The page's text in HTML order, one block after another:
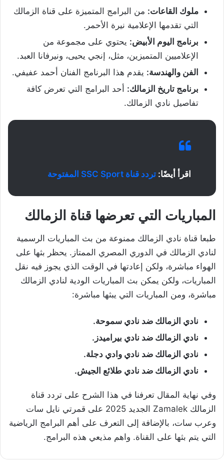
ملوك القاعات: من البرامج المتميزة على قناة الزمالك
التي تقدمها الإعلامية نيرة الأحمر.
برنامج اليوم الأبيض: يحتوي على مجموعة من
الإعلاميين المتميزين، مثل، إنجي يحيى، ونيرفانا العبد.
الفن والهندسة: يقدم هذا البرنامج الفنان أحمد عفيفي.
برنامج تاريخ الزمالك: أحد البرامج التي تعرض كافة
تفاصيل نادي الزمالك.
اقرأ أيضًا: تردد قناة SSC Sport المفتوحة
المباريات التي تعرضها قناة الزمالك
طبعا قناة نادي الزمالك ممنوعة من بث المباريات الرسمية
لنادي الزمالك في الدوري المصري الممتاز. يحظر بثها على
الهواء مباشرة، ولكن إعادتها في الوقت الذي يجوز فيه نقل
المباريات، ولكن يمكن بث المباريات الودية لنادي الزمالك
مباشرة، ومن المباريات التي يبثها مباشرة:
نادي الزمالك ضد نادي سموحة.
نادي الزمالك ضد نادي بيراميدز.
نادي الزمالك ضد نادي وادي دجلة.
نادي الزمالك ضد نادي طلائع الجيش.
وفي نهاية المقال تعرفنا في هذا الشرح على تردد قناة
الزمالك Zamalek الجديد 2025 على قمرتي نايل سات
وعرب سات، بالإضافة إلى التعرف على أهم البرامج الرياضية
التي يتم بثها على القناة. واهم مذيعي هذه البرامج.